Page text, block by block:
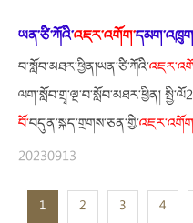
ཡན་ཙི་ཀོའི་འཇར་འགོག་
བ་སློབ་མཐར་ཕྱིན།ཡན་ཙི་ཀོའི་འཇར་
ལག་སློབ་གྲྭ་ལྔ་བ་སློབ་མཐར་ཕྱིན།
བོ་བདུན་སྐད་གྲགས་ཅན་གྱི་འཇར་
20230913
1 2 3 4